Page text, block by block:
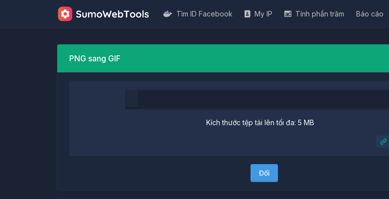
Tìm ID Facebook My IP Tính phần trăm Báo cáo
PNG sang GIF
Kích thước tệp tải lên tối đa: 5 MB
Đổi